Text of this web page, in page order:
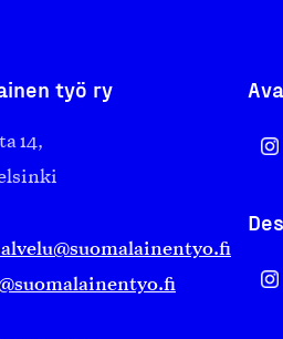
työ ry
14,